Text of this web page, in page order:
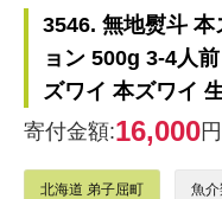
3546. 無地熨斗
ョン 500g 3-4人
ズワイ 本ズワイ
寄付金額:16,000円
北海道 弟子屈町 魚